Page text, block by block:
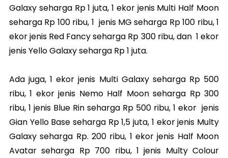
Galaxy seharga Rp 1 juta, 1 ekor jenis Multi Half Moon
seharga Rp 100 ribu, 1 jenis MG seharga Rp 100 ribu, 1
ekor jenis Red Fancy seharga Rp 300 ribu, dan 1 ekor
jenis Yello Galaxy seharga Rp 1 juta.
Ada juga, 1 ekor jenis Multi Galaxy seharga Rp 500
ribu, 1 ekor jenis Nemo Half Moon seharga Rp 300
ribu, 1 jenis Blue Rin seharga Rp 500 ribu, 1 ekor jenis
Gian Yello Base seharga Rp 1,5 juta, 1 ekor jenis Multy
Galaxy seharga Rp. 200 ribu, 1 ekor jenis Half Moon
Avatar seharga Rp 700 ribu, 1 jenis Multy Colour